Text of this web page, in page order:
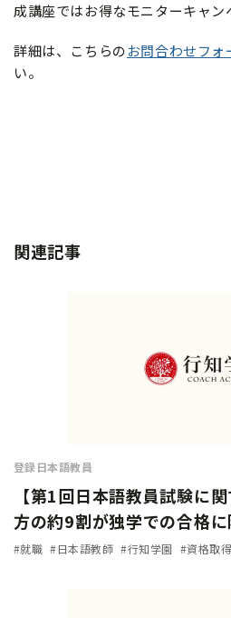
成講座ではお得なモニターキャン
詳細は、こちらのお問合わせフォ
い。
関連記事
登録日本語教員
【第1回日本語教員試験に
方の約9割が独学での合格
試験対策方法や試験の難易
#就職 #日本語教師 #行知学園 #資格取得